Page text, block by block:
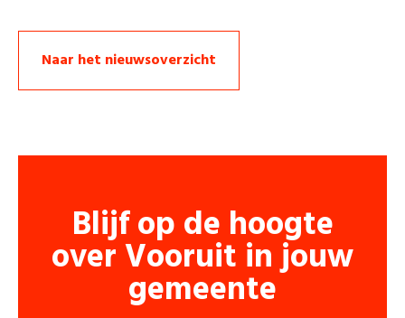
Naar het nieuwsoverzicht
Blijf op de hoogte
over Vooruit in jouw
gemeente